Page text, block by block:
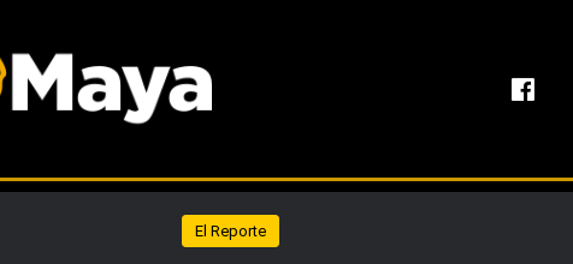
El Reporte